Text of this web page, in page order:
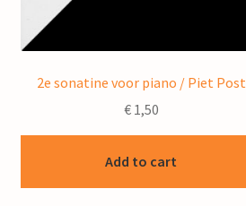
2e sonatine voor piano / Piet Post
€1,50
Add to cart